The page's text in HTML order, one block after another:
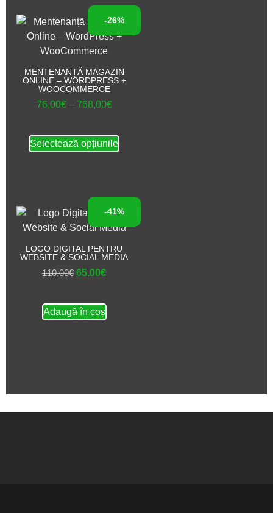
-26%
MENTENANȚĂ MAGAZIN
ONLINE – WORDPRESS +
WOOCOMMERCE
76,00€ – 768,00€
Selectează opțiunile
-41%
LOGO DIGITAL PENTRU
WEBSITE & SOCIAL MEDIA
110,00€ 65,00€
Adaugă în coș